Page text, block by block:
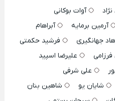
آوات بوکانی
آرمین برمایه
آبراهام
جهانگیری
فرشید حکمتی
علیرضا اسپید
علی شرفی
شایان یو
شاهین بنان